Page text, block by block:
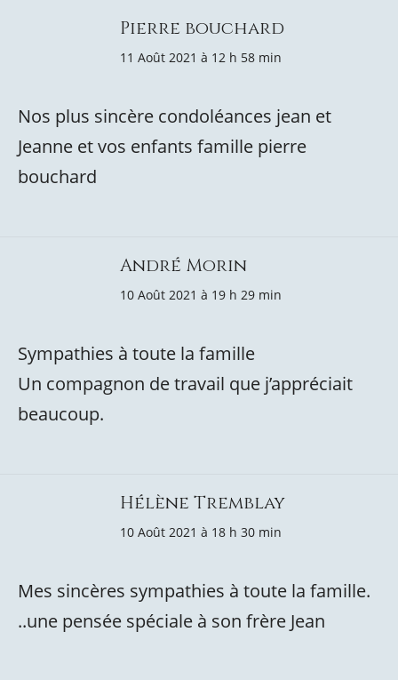
Pierre bouchard
11 Août 2021 à 12 h 58 min
Nos plus sincère condoléances jean et
Jeanne et vos enfants famille pierre
bouchard
André Morin
10 Août 2021 à 19 h 29 min
Sympathies à toute la famille
Un compagnon de travail que j’appréciait
beaucoup.
Hélène Tremblay
10 Août 2021 à 18 h 30 min
Mes sincères sympathies à toute la famille.
..une pensée spéciale à son frère Jean